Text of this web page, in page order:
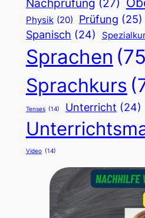
Nachprüfung (27)
Physik (20) Prüfung (25)
Spanisch (24)
Sprachen
Sprachkurs
Tenses (14) Unterricht (24)
Video (14)